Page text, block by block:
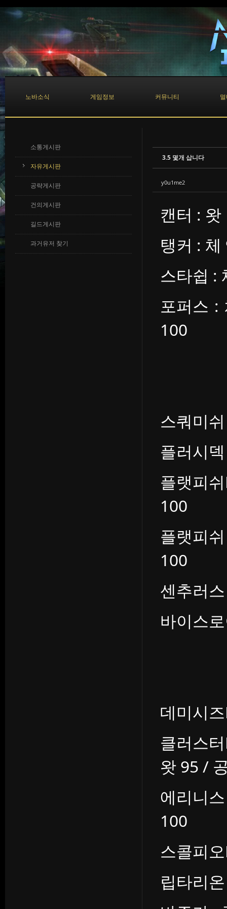
노바소식 게임정보 커뮤니티
소통게시판
자유게시판
공략게시판
건의게시판
길드게시판
과거유저 찾기
3.5 몇개 삽니다
y0u1me2
캔터 :
탱커 :
스타쉽 :
포퍼스
100
스쿼미
플러시
플랫피
100
플랫피
100
센추러
바이스
데미시
클러스
왓 95 /
에리니
100
스콜피
립타리
Sketchbook5, 스케치북5
Sketchbook5, 스케치북5